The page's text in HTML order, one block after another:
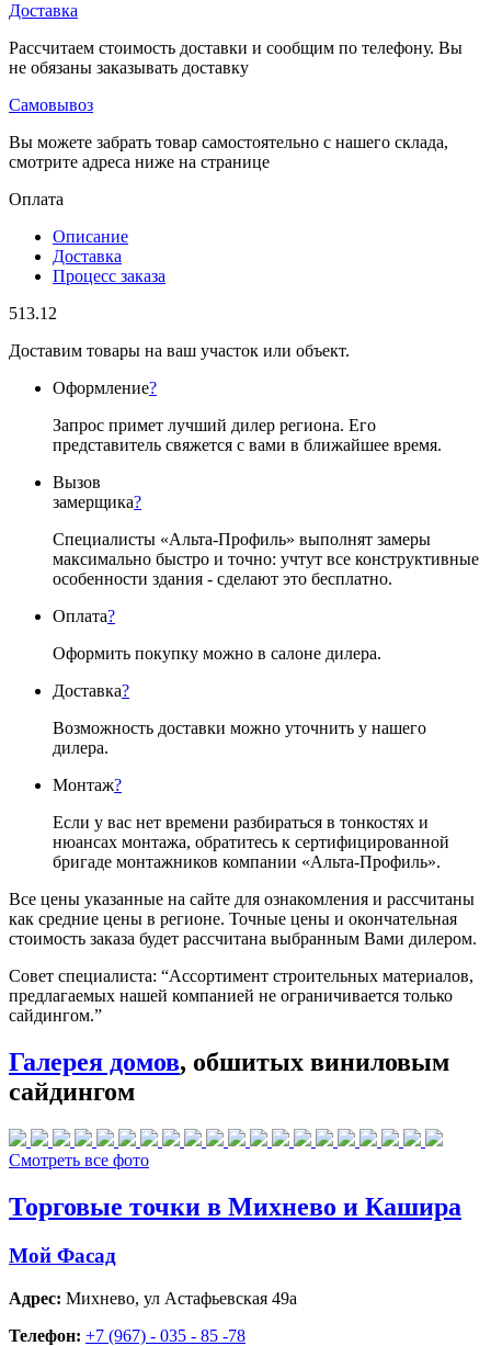
Доставка
Рассчитаем стоимость доставки и сообщим по телефону. Вы
не обязаны заказывать доставку
Самовывоз
Вы можете забрать товар самостоятельно с нашего склада,
смотрите адреса ниже на странице
Оплата
Описание
Доставка
Процесс заказа
513.12
Доставим товары на ваш участок или объект.
Оформление?
Запрос примет лучший дилер региона. Его
представитель свяжется с вами в ближайшее время.
Вызов
замерщика?
Специалисты «Альта-Профиль» выполнят замеры
максимально быстро и точно: учтут все конструктивные
особенности здания - сделают это бесплатно.
Оплата?
Оформить покупку можно в салоне дилера.
Доставка?
Возможность доставки можно уточнить у нашего
дилера.
Монтаж?
Если у вас нет времени разбираться в тонкостях и
нюансах монтажа, обратитесь к сертифицированной
бригаде монтажников компании «Альта-Профиль».
Все цены указанные на сайте для ознакомления и рассчитаны
как средние цены в регионе. Точные цены и окончательная
стоимость заказа будет рассчитана выбранным Вами дилером.
Совет специалиста: “Ассортимент строительных материалов,
предлагаемых нашей компанией не ограничивается только
сайдингом.”
Галерея домов, обшитых виниловым
сайдингом
Смотреть все фото
Торговые точки в Михнево и Кашира
Мой Фасад
Адрес: Михнево, ул Астафьевская 49а
Телефон: +7 (967) - 035 - 85 -78